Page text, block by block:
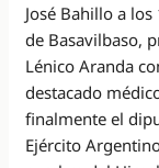
José Bahillo a
de Basavilbaso,
Lénico Aranda
destacado
finalmente el
Ejército